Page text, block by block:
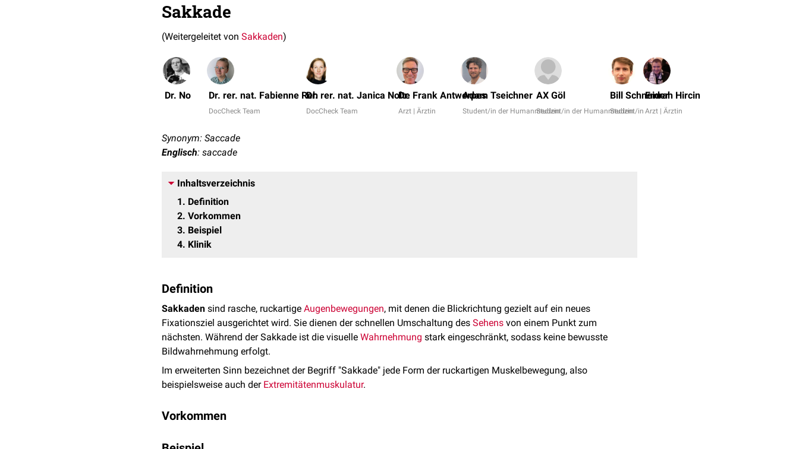
Sakkade
(Weitergeleitet von Sakkaden)
Dr. No Dr. rer. nat. Fabienne Reh
DocCheck Team
Dr. rer. nat. Janica Nolte
DocCheck Team
Dr. Frank Antwerpes
Arzt | Ärztin
Adam Tseichner
Student/in der Humanmedizin
AX Göl
Student/in der Humanmedizin
Bill Schneider
Student/in
Emrah Hircin
Arzt | Ärztin
Synonym: Saccade
Englisch: saccade
Inhaltsverzeichnis
1
Definition
2 Vorkommen
3 Beispiel
4 Klinik
Definition
Sakkaden sind rasche, ruckartige Augenbewegungen, mit denen die Blickrichtung gezielt auf ein neues
Fixationsziel ausgerichtet wird. Sie dienen der schnellen Umschaltung des Sehens von einem Punkt zum
nächsten. Während der Sakkade ist die visuelle Wahrnehmung stark eingeschränkt, sodass keine bewusste
Bildwahrnehmung erfolgt.
Im erweiterten Sinn bezeichnet der Begriff "Sakkade" jede Form der ruckartigen Muskelbewegung, also
beispielsweise auch der Extremitätenmuskulatur.
Vorkommen